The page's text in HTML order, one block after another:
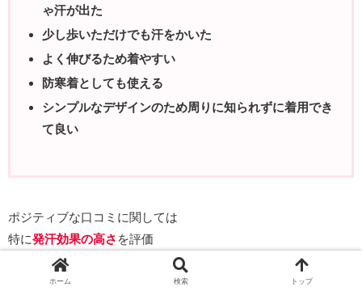
ゃ汗が出た
少し歩いただけでも汗をかいた
よく伸びるため着やすい
防寒着としても使える
シンプルなデザインのため周りに知られずに着用でき
て良い
ポジティブな口コミに関しては
特に発汗効果の高さ を評価
している声が多かったです。
ホーム 検索 トップ